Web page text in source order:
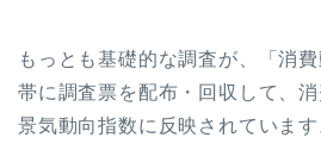
もっとも基礎的な調査が、「消
帯に調査票を配布・回収して、
景気動向指数に反映 されています